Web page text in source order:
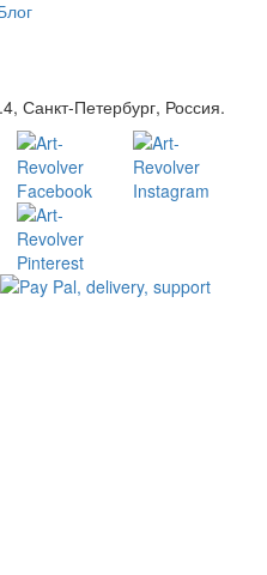
Санкт-Петербург, Россия.